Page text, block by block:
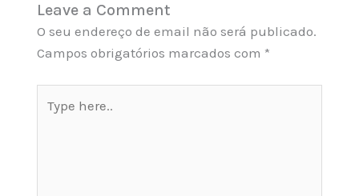
Leave a Comment
O seu endereço de email não será publicado.
Campos obrigatórios marcados com *
here..